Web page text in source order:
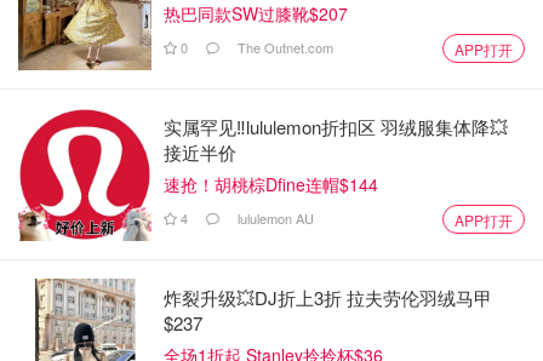
热巴同款SW过膝靴$207
0 The Outnet.com APP打开
实属罕见‼️lululemon折扣区 羽绒服集体降💥
接近半价
速抢！胡桃棕Dfine连帽$144
4 lululemon AU APP打开
炸裂升级💥DJ折上3折 拉夫劳伦羽绒马甲
$237
全场1折起 Stanley拎拎杯$36